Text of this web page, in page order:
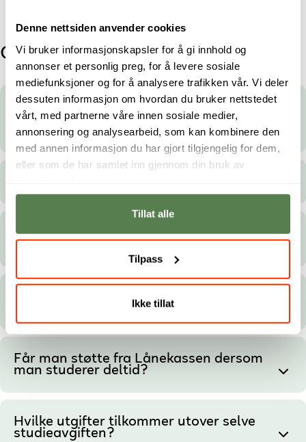
Denne nettsiden anvender cookies
Vi bruker informasjonskapsler for å gi innhold og
annonser et personlig preg, for å levere sosiale
mediefunksjoner og for å analysere trafikken vår. Vi deler
dessuten informasjon om hvordan du bruker nettstedet
vårt, med partnerne våre innen sosiale medier,
annonsering og analysearbeid, som kan kombinere den
med annen informasjon du har gjort tilgjengelig for dem,
eller som de har samlet inn gjennom din bruk av
Tillat alle
Tilpass
Ikke tillat
Ofte stilte spørsmål
Hva gjør jeg dersom min faktura forfaller
før Lånekassen har ferdigbehandlet min
søknad?
Første utbetaling fra Lånekassen dekker
ikke hele semesteravgiften, hva gjør jeg?
Når blir mine studiepoeng innrapportert
Får man støtte fra Lånekassen dersom
man studerer deltid?
Hvilke utgifter tilkommer utover selve
studieavgiften?